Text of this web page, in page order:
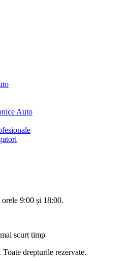
Auto
9:00 și 18:00.
scurt timp
drepturile rezervate.